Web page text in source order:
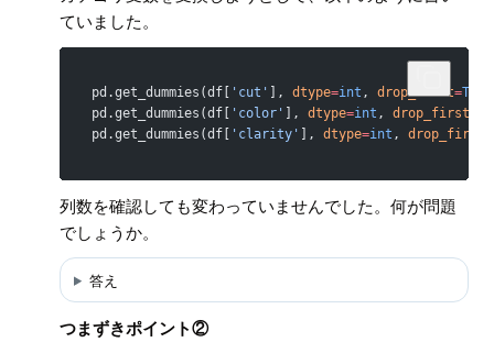
ていました。
pd.get_dummies(df[ 'cut' ], dtype=int , drop_first=True
pd.get_dummies(df[ 'color' ], dtype=int , drop_first
pd.get_dummies(df[ 'clarity' ], dtype=int , drop_first
列数を確認しても変わっていませんでした。何が問題
でしょうか。
答え
つまずきポイント②